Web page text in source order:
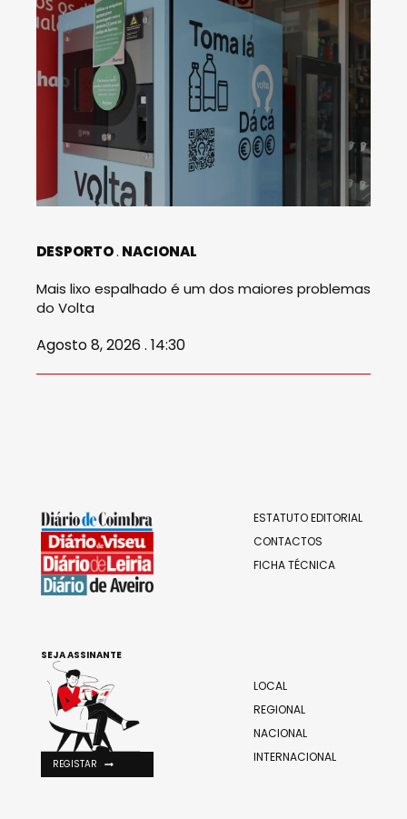
DESPORTO NACIONAL
Mais lixo espalhado é um dos maiores problemas
do Volta
Agosto 8, 2026 . 14:30
ESTATUTO EDITORIAL
CONTACTOS
FICHA TÉCNICA
LOCAL
REGIONAL
NACIONAL
INTERNACIONAL
SEJA ASSINANTE
REGISTAR